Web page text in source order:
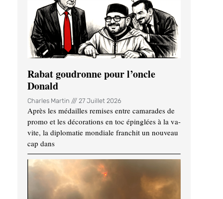
Rabat goudronne pour l’oncle
Donald
Charles Martin 27 Juillet 2026
Après les médailles remises entre camarades de
promo et les décorations en toc épinglées à la va-
vite, la diplomatie mondiale franchit un nouveau
cap dans